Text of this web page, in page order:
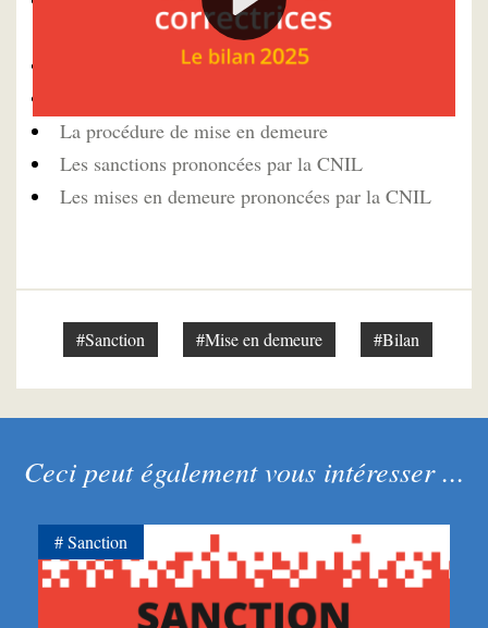
l’action de la CNIL
La chaîne répressive de la CNIL
La procédure de mise en demeure
Les sanctions prononcées par la CNIL
Les mises en demeure prononcées par la CNIL
#Sanction #Mise en demeure #Bilan
Ceci peut également vous intéresser ...
Sanction